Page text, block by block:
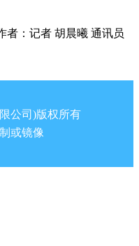
：记者 胡晨曦 通讯员
公司)版权所有
或镜像